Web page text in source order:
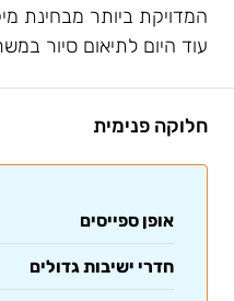
המדויקת ביותר מבחינת
עוד היום לתיאום סיור
חלוקה פנימית
אופן ספייסים
חדרי ישיבות גדולים